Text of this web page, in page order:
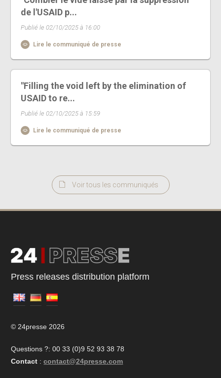
de l'USAID p...
Publié le 02/10/2025 à 16:00
Lire le communiqué de presse
"Filling the void left by the elimination of
USAID to re...
Publié le 02/10/2025 à 15:59
Lire le communiqué de presse
Voir tous les communiqués
Press releases distribution platform
© 24presse 2026
Questions ?: 00 33 (0)9 52 93 38 78
Contact : contact@24presse.com